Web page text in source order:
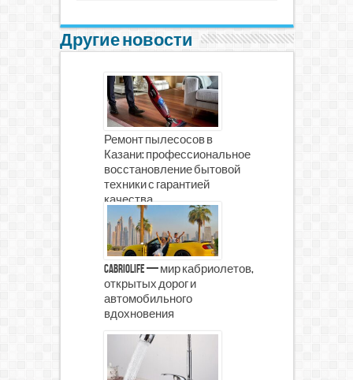
Другие новости
Ремонт пылесосов в
Казани: профессиональное
восстановление бытовой
техники с гарантией
качества
CabrioLife — мир кабриолетов,
открытых дорог и
автомобильного
вдохновения